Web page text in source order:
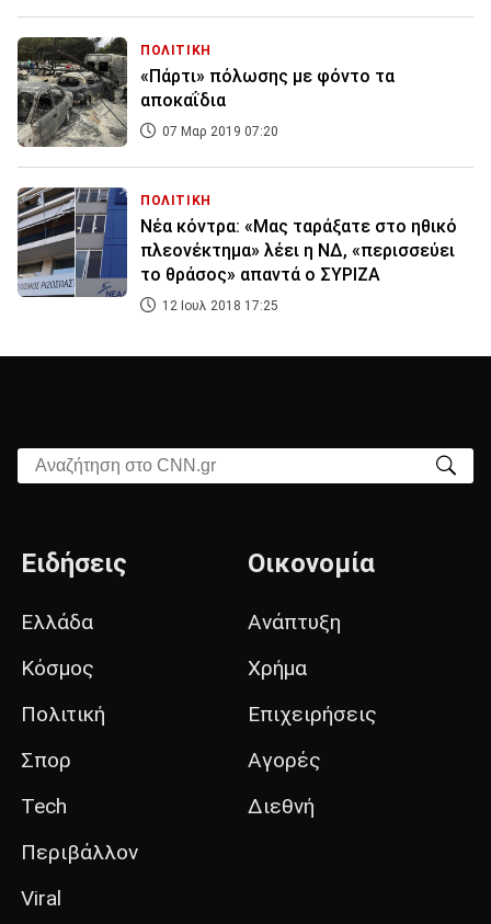
ΠΟΛΙΤΙΚΗ
«Πάρτι» πόλωσης με φόντο τα
αποκαΐδια
07 Μαρ 2019 07:20
ΠΟΛΙΤΙΚΗ
Νέα κόντρα: «Μας ταράξατε στο ηθικό
πλεονέκτημα» λέει η ΝΔ, «περισσεύει
το θράσος» απαντά ο ΣΥΡΙΖΑ
12 Ιουλ 2018 17:25
Αναζήτηση στο CNN.gr
Ειδήσεις
Ελλάδα
Κόσμος
Πολιτική
Σπορ
Tech
Περιβάλλον
Viral
Οικονομία
Ανάπτυξη
Χρήμα
Επιχειρήσεις
Αγορές
Διεθνή